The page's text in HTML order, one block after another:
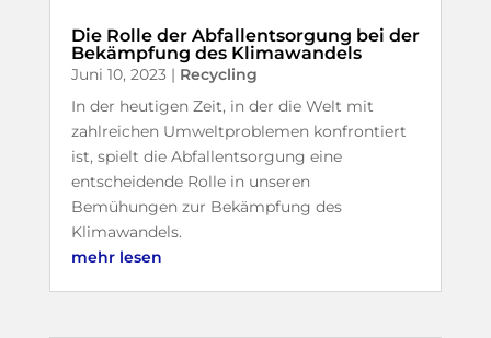
Die Rolle der Abfallentsorgung bei der
Bekämpfung des Klimawandels
Juni 10, 2023| Recycling
In der heutigen Zeit, in der die Welt mit
zahlreichen Umweltproblemen konfrontiert
ist, spielt die Abfallentsorgung eine
entscheidende Rolle in unseren
Bemühungen zur Bekämpfung des
Klimawandels.
mehr lesen